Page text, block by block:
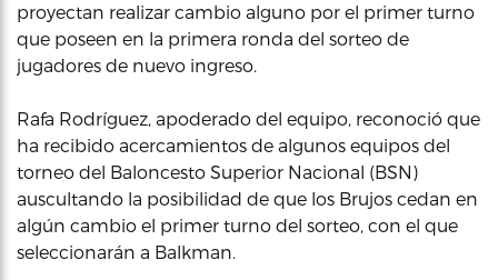
proyectan realizar cambio alguno por el primer turno
que poseen en la primera ronda del sorteo de
jugadores de nuevo ingreso.
Rafa Rodríguez, apoderado del equipo, reconoció que
ha recibido acercamientos de algunos equipos del
torneo del Baloncesto Superior Nacional (BSN)
auscultando la posibilidad de que los Brujos cedan en
algún cambio el primer turno del sorteo, con el que
seleccionarán a Balkman.